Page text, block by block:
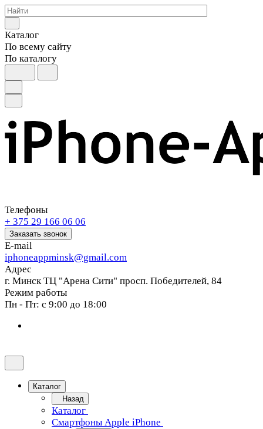
Каталог
По всему сайту
По каталогу
Телефоны
+ 375 29 166 06 06
Заказать звонок
E-mail
iphoneappminsk@gmail.com
Адрес
г. Минск ТЦ "Арена Сити" просп. Победителей, 84
Режим работы
Пн - Пт: с 9:00 до 18:00
Каталог
Назад
Каталог
Смартфоны Apple iPhone